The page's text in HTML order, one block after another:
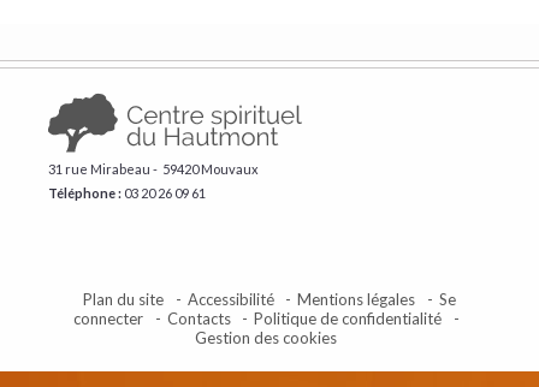
31 rue Mirabeau - 59420 Mouvaux
Téléphone : ​03 20 26 09 61
Plan du site Accessibilité Mentions légales
Se
connecter
Contacts
Politique de confidentialité
Gestion des cookies